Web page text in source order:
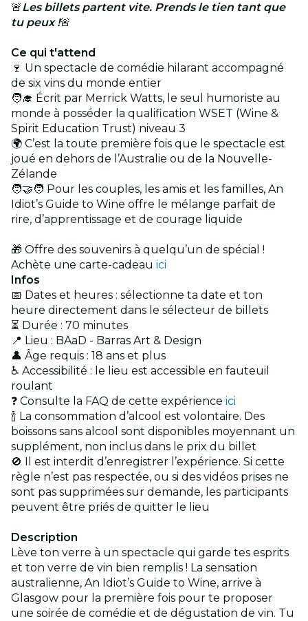
🚨Les billets partent vite. Prends le tien tant que
tu peux !🚨
Ce qui t'attend
🍷 Un spectacle de comédie hilarant accompagné
de six vins du monde entier
🧑‍🎓 Écrit par Merrick Watts, le seul humoriste au
monde à posséder la qualification WSET (Wine &
Spirit Education Trust) niveau 3
🌍 C’est la toute première fois que le spectacle est
joué en dehors de l’Australie ou de la Nouvelle-
Zélande
🧑‍🤝‍🧑 Pour les couples, les amis et les familles, An
Idiot’s Guide to Wine offre le mélange parfait de
rire, d’apprentissage et de courage liquide
🎁 Offre des souvenirs à quelqu’un de spécial !
Achète une carte-cadeau ici
Infos
📅 Dates et heures : sélectionne ta date et ton
heure directement dans le sélecteur de billets
⏳ Durée : 70 minutes
📍 Lieu : BAaD - Barras Art & Design
👤 Âge requis : 18 ans et plus
♿ Accessibilité : le lieu est accessible en fauteuil
roulant
❓ Consulte la FAQ de cette expérience ici
🍾 La consommation d’alcool est volontaire. Des
boissons sans alcool sont disponibles moyennant un
supplément, non inclus dans le prix du billet
🚫 Il est interdit d’enregistrer l’expérience. Si cette
règle n’est pas respectée, ou si des vidéos prises ne
sont pas supprimées sur demande, les participants
peuvent être priés de quitter le lieu
Description
Lève ton verre à un spectacle qui garde tes esprits
et ton verre de vin bien remplis ! La sensation
australienne, An Idiot’s Guide to Wine, arrive à
Glasgow pour la première fois pour te proposer
une soirée de comédie et de dégustation de vin. Tu